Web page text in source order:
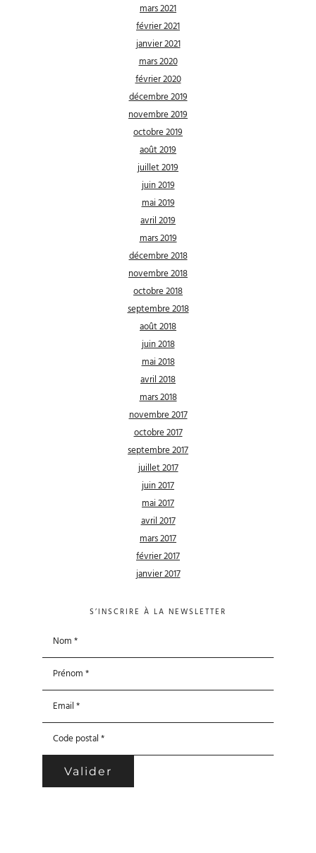
mars 2021
février 2021
janvier 2021
mars 2020
février 2020
décembre 2019
novembre 2019
octobre 2019
août 2019
juillet 2019
juin 2019
mai 2019
avril 2019
mars 2019
décembre 2018
novembre 2018
octobre 2018
septembre 2018
août 2018
juin 2018
mai 2018
avril 2018
mars 2018
novembre 2017
octobre 2017
septembre 2017
juillet 2017
juin 2017
mai 2017
avril 2017
mars 2017
février 2017
janvier 2017
S’INSCRIRE À LA NEWSLETTER